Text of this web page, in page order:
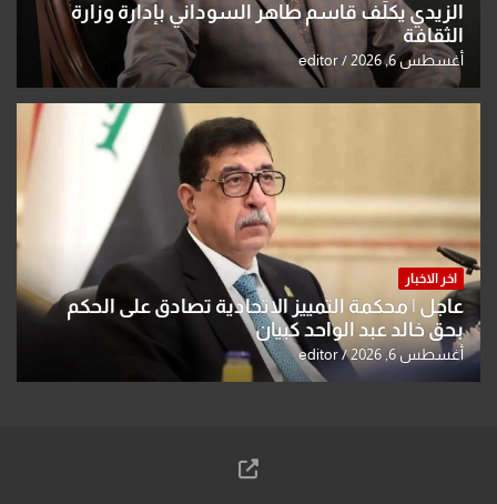
الزيدي يكلّف قاسم طاهر السوداني بإدارة وزارة
الثقافة
أغسطس 6, 2026 editor
اخر الاخبار
عاجل | محكمة التمييز الاتحادية تصادق على الحكم
بحق خالد عبد الواحد كبيان
أغسطس 6, 2026 editor